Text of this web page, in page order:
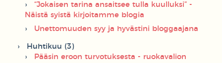
“Jokaisen tarina ansaitsee tulla kuulluksi” -
Näistä syistä kirjoitamme blogia
Unettomuuden syy ja hyvästini bloggaajana
Huhtikuu (3)
Pääsin eroon turvotuksesta - ruokavalion